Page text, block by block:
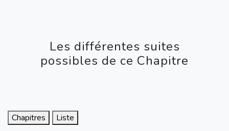
Les différentes suites
possibles de ce Chapitre
Chapitres Liste